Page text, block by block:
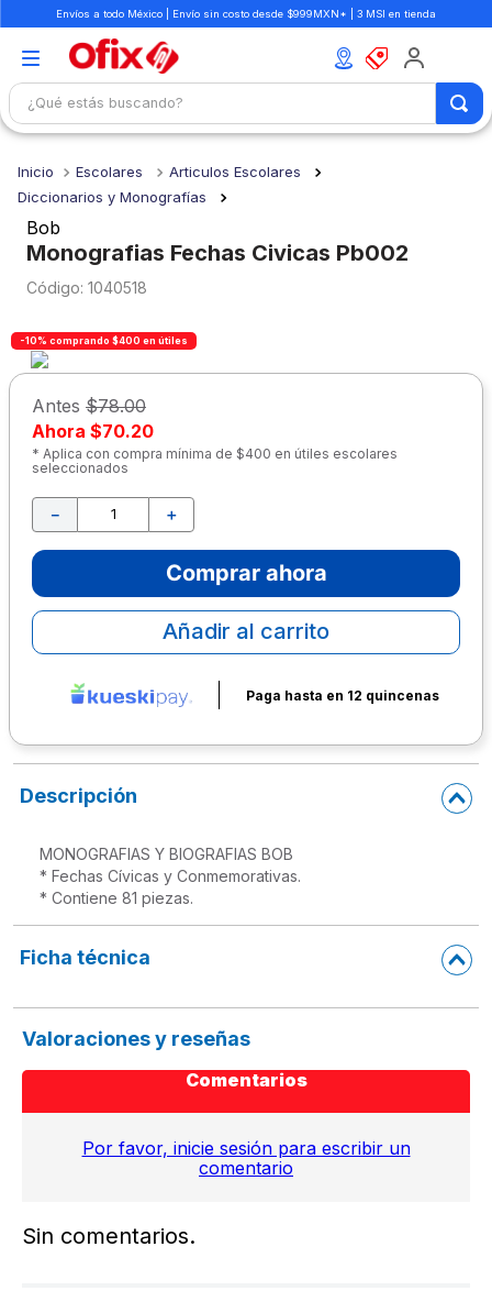
Envíos a todo México | Envío sin costo desde $999MXN* | 3 MSI en tienda
¿Qué estás buscando?
Escolares
Articulos Escolares
Diccionarios y Monografías
Bob
Monografias Fechas Civicas Pb002
: 1040518
-10% comprando $400 en útiles
Antes $78.00
Ahora $70.20
* Aplica con compra mínima de $400 en útiles escolares
seleccionados
＋
－
Comprar ahora
Añadir al carrito
Paga hasta en 12 quincenas
Descripción
MONOGRAFIAS Y BIOGRAFIAS BOB
* Fechas Cívicas y Conmemorativas.
* Contiene 81 piezas.
Ficha técnica
Valoraciones y reseñas
Comentarios
Por favor, inicie sesión para escribir un
comentario
Sin comentarios.
1.
mochilas
2
3.
cuaderno
4.
cuadernos
5.
colores
6.
boligrafo
7.
sacapuntas
8
escolar
10. lapiz